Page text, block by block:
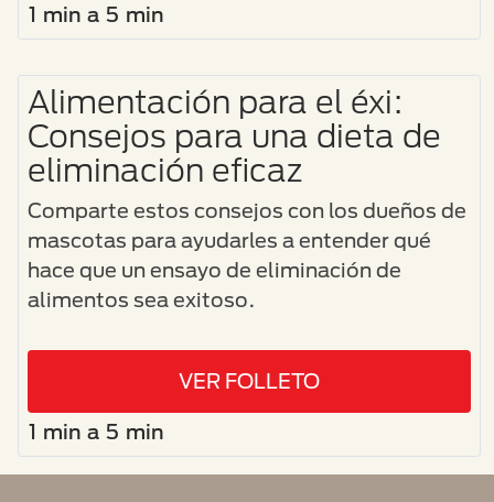
1 min a 5 min
Alimentación para el éxi:
Consejos para una dieta de
eliminación eficaz
Comparte estos consejos con los dueños de
mascotas para ayudarles a entender qué
hace que un ensayo de eliminación de
alimentos sea exitoso.
VER FOLLETO
1 min a 5 min